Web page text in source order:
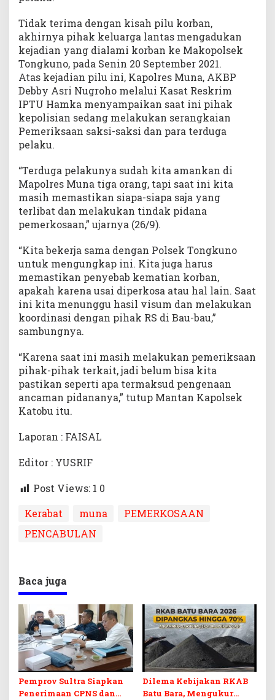
Tidak terima dengan kisah pilu korban,
akhirnya pihak keluarga lantas mengadukan
kejadian yang dialami korban ke Makopolsek
Tongkuno, pada Senin 20 September 2021.
Atas kejadian pilu ini, Kapolres Muna, AKBP
Debby Asri Nugroho melalui Kasat Reskrim
IPTU Hamka menyampaikan saat ini pihak
kepolisian sedang melakukan serangkaian
Pemeriksaan saksi-saksi dan para terduga
pelaku.
“Terduga pelakunya sudah kita amankan di
Mapolres Muna tiga orang, tapi saat ini kita
masih memastikan siapa-siapa saja yang
terlibat dan melakukan tindak pidana
pemerkosaan,” ujarnya (26/9).
“Kita bekerja sama dengan Polsek Tongkuno
untuk mengungkap ini. Kita juga harus
memastikan penyebab kematian korban,
apakah karena usai diperkosa atau hal lain. Saat
ini kita menunggu hasil visum dan melakukan
koordinasi dengan pihak RS di Bau-bau,”
sambungnya.
“Karena saat ini masih melakukan pemeriksaan
pihak-pihak terkait, jadi belum bisa kita
pastikan seperti apa termaksud pengenaan
ancaman pidananya,” tutup Mantan Kapolsek
Katobu itu.
Laporan : FAISAL
Editor : YUSRIF
Post Views: 1 0
Kerabat
muna
PEMERKOSAAN
PENCABULAN
Baca juga
Pemprov Sultra Siapkan
Penerimaan CPNS dan
Dilema Kebijakan RKAB
Batu Bara, Mengukur